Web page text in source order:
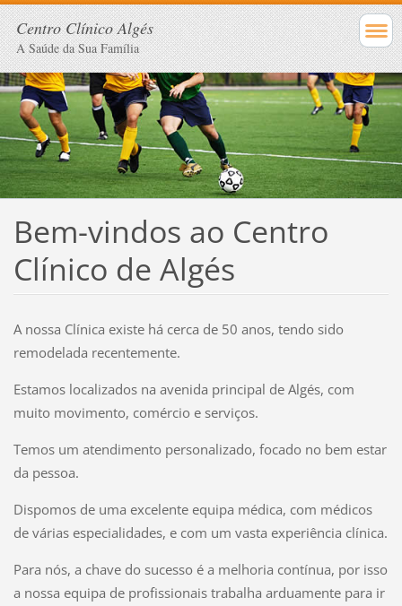
Centro Clínico Algés
A Saúde da Sua Família
Bem-vindos ao Centro
Clínico de Algés
A nossa Clínica existe há cerca de 50 anos, tendo sido
remodelada recentemente.
Estamos localizados na avenida principal de Algés, com
muito movimento, comércio e serviços.
Temos um atendimento personalizado, focado no bem estar
da pessoa.
Dispomos de uma excelente equipa médica, com médicos
de várias especialidades, e com um vasta experiência clínica.
Para nós, a chave do sucesso é a melhoria contínua, por isso
a nossa equipa de profissionais trabalha arduamente para ir